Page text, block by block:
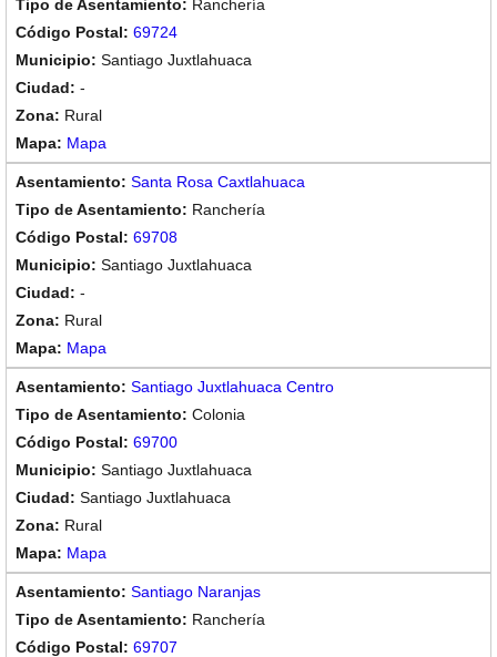
Ranchería
69724
Santiago Juxtlahuaca
-
Rural
Mapa
Santa Rosa Caxtlahuaca
Ranchería
69708
Santiago Juxtlahuaca
-
Rural
Mapa
Santiago Juxtlahuaca Centro
Colonia
69700
Santiago Juxtlahuaca
Santiago Juxtlahuaca
Rural
Mapa
Santiago Naranjas
Ranchería
69707